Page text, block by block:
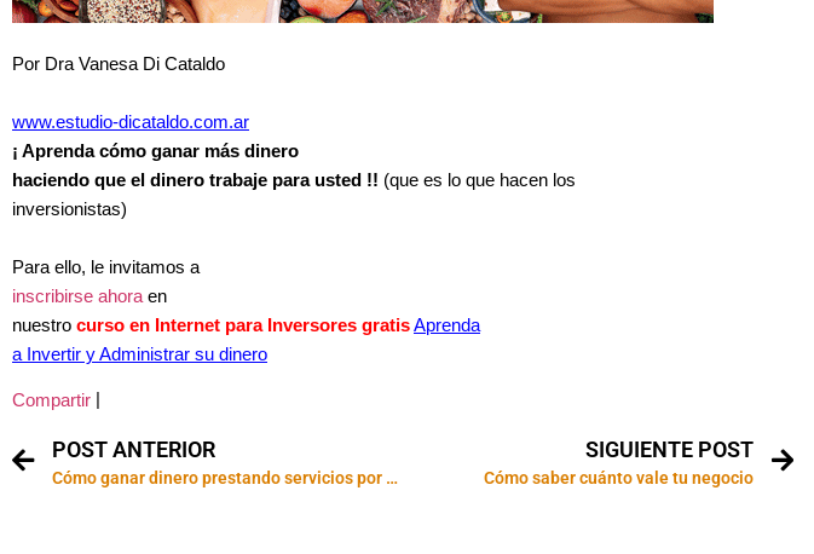
Por Dra Vanesa Di Cataldo
www.estudio-dicataldo.com.ar
¡ Aprenda cómo ganar más dinero
haciendo que el dinero trabaje para usted !! (que es lo que hacen los
inversionistas)
Para ello, le invitamos a
inscribirse ahora en
nuestro curso en Internet para Inversores gratisAprenda
a Invertir y Administrar su dinero
Compartir
POST ANTERIOR
Cómo ganar dinero prestando servicios por Internet
SIGUIENTE POST
Cómo saber cuánto vale tu negocio